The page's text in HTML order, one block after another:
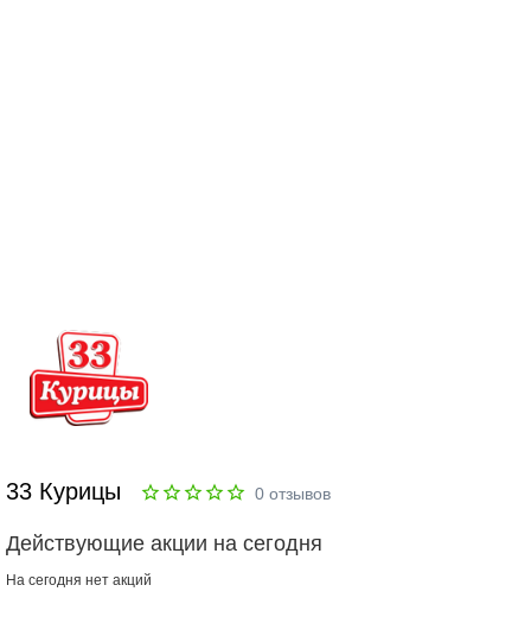
33 Курицы 0 отзывов
Действующие акции на сегодня
На сегодня нет акций